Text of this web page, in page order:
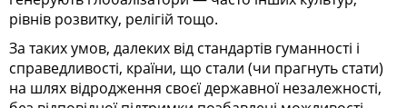
рівнів розвитку, релігій тощо.
За таких умов, далеких від стандартів гуманності і
справедливості, країни, що стали (чи прагнуть стати)
на шлях відродження своєї державної незалежності,